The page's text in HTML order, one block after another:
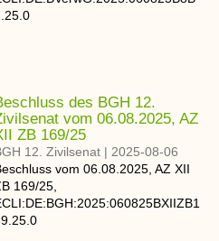
des BGH 12.
vom 06.08.2025, AZ
ZB 169/25
12. Zivilsenat | 2025-08-06
vom 06.08.2025, AZ XII
169/25,